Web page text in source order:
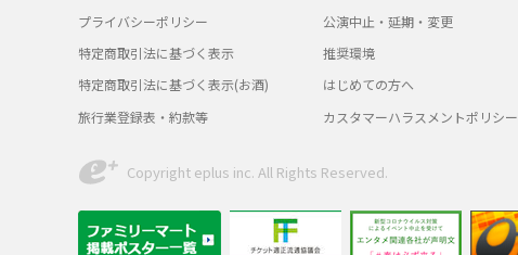
プライバシーポリシー
特定商取引法に基づく表示
特定商取引法に基づく表示(お酒)
旅行業登録表・約款等
公演中止・延期・変更
推奨環境
はじめての方へ
カスタマーハラスメントポリシー
Copyright eplus inc. All Rights Reserved.